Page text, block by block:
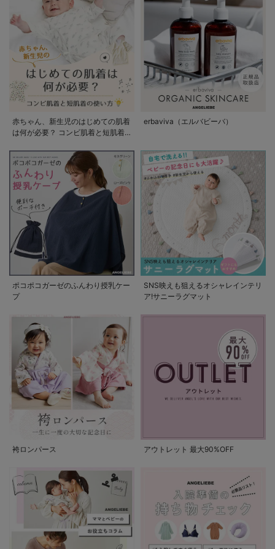
赤ちゃん、新生児のはじめての肌着
は何が必要？ コンビ肌着と短肌着
erbaviva（エルバビーバ）
ポコポコガーゼのふんわり授乳ケー
プ
SNS映えも狙えるオシャレインテリ
ア!サニーラグマット
袴ロンパース アウトレット 最大90%OFF